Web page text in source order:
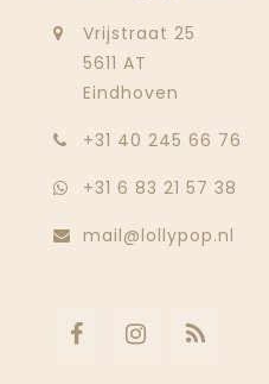
Vrijstraat 25
5611 AT
Eindhoven
‭+31 40 245 66 76
+31 6 83 21 57 38
mail@lollypop.nl